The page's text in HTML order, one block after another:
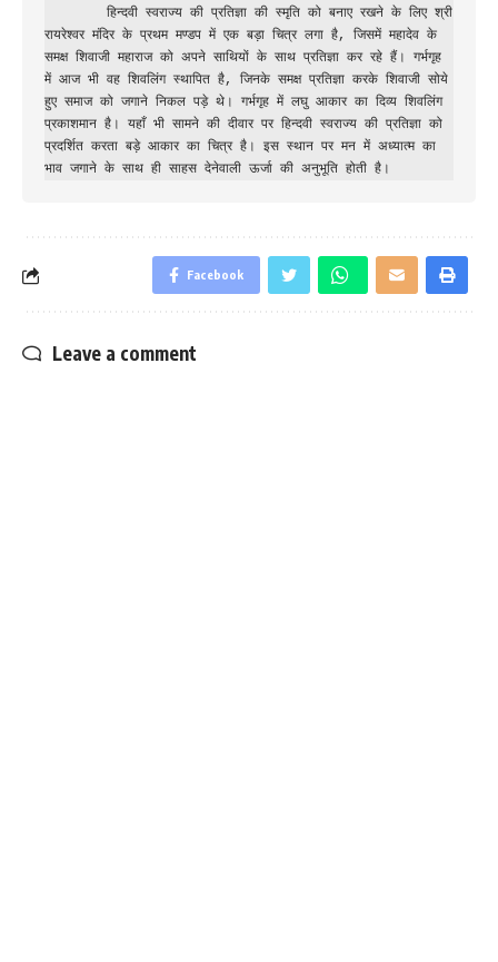
रायरेश्वर मंदिर के प्रथम मण्डप में एक बड़ा चित्र लगा है, जिसमें महादेव के
समक्ष शिवाजी महाराज को अपने साथियों के साथ प्रतिज्ञा कर रहे हैं। गर्भगृह
में आज भी वह शिवलिंग स्थापित है, जिनके समक्ष प्रतिज्ञा करके शिवाजी सोये
हुए समाज को जगाने निकल पड़े थे। गर्भगृह में लघु आकार का दिव्य शिवलिंग
प्रकाशमान है। यहाँ भी सामने की दीवार पर हिन्दवी स्वराज्य की प्रतिज्ञा को
प्रदर्शित करता बड़े आकार का चित्र है। इस स्थान पर मन में अध्यात्म का
भाव जगाने के साथ ही साहस देनेवाली ऊर्जा की अनुभूति होती है।
Facebook
Leave a comment